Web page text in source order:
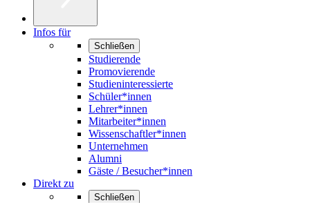
Infos für
Schließen
Studierende
Promovierende
Studieninteressierte
Schüler*innen
Lehrer*innen
Mitarbeiter*innen
Wissenschaftler*innen
Unternehmen
Alumni
Gäste / Besucher*innen
Direkt zu
Schließen